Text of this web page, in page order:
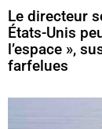
Le directeur
États-Unis
l’espace »,
farfelues